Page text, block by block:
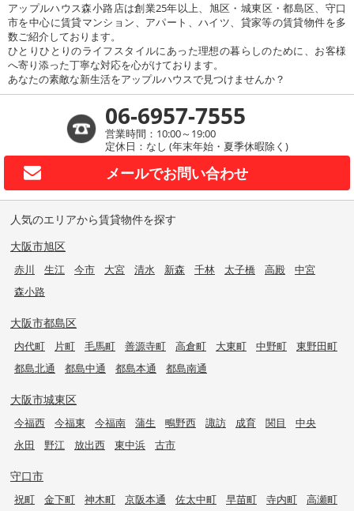
アップルハウス森小路店は創業25年以上、旭区・城東区・都島区、守口
市を中心に賃貸マンション、アパート、ハイツ、貸家等の賃貸物件を多
数ご紹介しております。
ひとりひとりのライフスタイルにあった理想の暮らしのために、お客様
へ寄り添った丁寧な対応を心がけております。
あなたの素敵な新生活をアップルハウスで見つけませんか？
06-6957-7555
営業時間：10:00～19:00
定休日：なし (年末年始・夏季休暇除く)
メールでお問い合わせ
人気のエリアから賃貸物件を探す
大阪市旭区
赤川 生江 今市 大宮 清水 新森 千林 太子橋 高殿
中宮
森小路
大阪市都島区
内代町 片町 毛馬町 善源寺町 高倉町 大東町 中野町
東野田町
都島北通
都島中通 都島本通 都島南通
大阪市城東区
今福西 今福東 今福南 蒲生 鴫野西 諏訪 成育 関目
中央
永田
野江 放出西 東中浜 古市
守口市
祝町 金下町 神木町 京阪本通 佐太中町 早苗町 寺内町
高瀬町